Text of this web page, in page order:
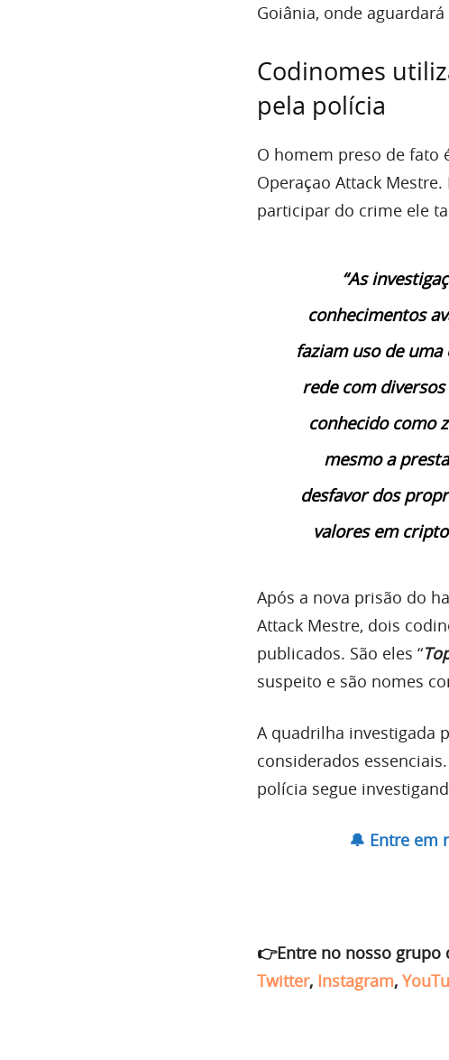
Goiânia, onde
Codinomes
pela polícia
O homem preso de fato
Operaçao Attack
participar do crime ele
“As
conhecimentos
faziam uso de
rede com
conhecido como
mesmo a
desfavor dos
valores em
Após a nova prisão do
Attack Mestre, dois
publicados. São eles “
suspeito e são nomes
A quadrilha investigada
considerados
polícia segue
🔔 Entre em
👉Entre no nosso grupo
Twitter, Instagram,